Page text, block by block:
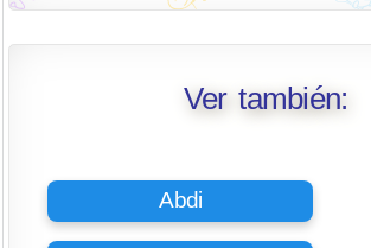
Ver también:
Abdi